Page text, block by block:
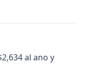
al ano y